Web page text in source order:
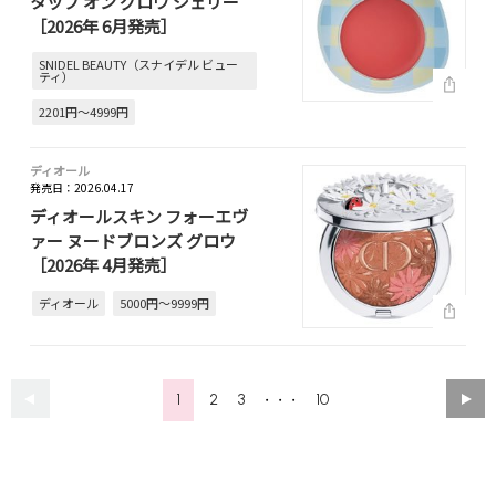
［2026年 6月発売］
SNIDEL BEAUTY（スナイデル ビュー
ティ）
2201円～4999円
ディオール
発売日：2026.04.17
ディオールスキン フォーエヴ
ァー ヌードブロンズ グロウ
［2026年 4月発売］
ディオール 5000円～9999円
1 2 3 ・・・ 10